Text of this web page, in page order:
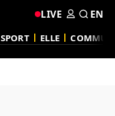
SPORT ELLE
LIVE EN